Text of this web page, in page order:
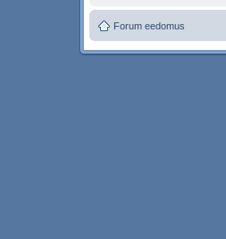
Forum eedomus